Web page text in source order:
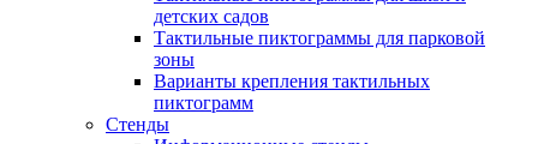
детских садов
Тактильные пиктограммы для парковой
зоны
Варианты крепления тактильных
пиктограмм
Стенды